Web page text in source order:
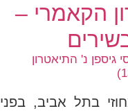
הקאמרי –
תל אביב) 58145-04-19 יוסי גיספן נ' התיאטרון
בתל אביב, בפני